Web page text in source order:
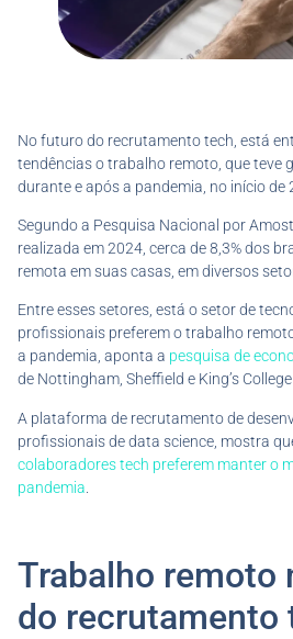
No futuro do recrutamento tech, está
tendências o trabalho remoto, que teve
durante e após a pandemia, no início de
Segundo a Pesquisa Nacional por
realizada em 2024, cerca de 8,3% dos
remota em suas casas, em diversos
Entre esses setores, está o setor de
profissionais preferem o trabalho
a pandemia, aponta a pesquisa de
de Nottingham, Sheffield e King’s
A plataforma de recrutamento de
profissionais de data science, mostra
colaboradores tech preferem manter o
pandemia
Trabalho remoto
do recrutamento